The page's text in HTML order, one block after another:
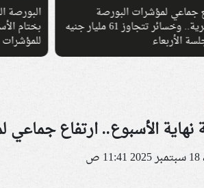
لمؤشرات البورصة
المصرية.. وخسائر تتجاوز 61 مليار جنيه بختام
للمؤشرات
الأسبوع.. ارتفاع جماعي
ص